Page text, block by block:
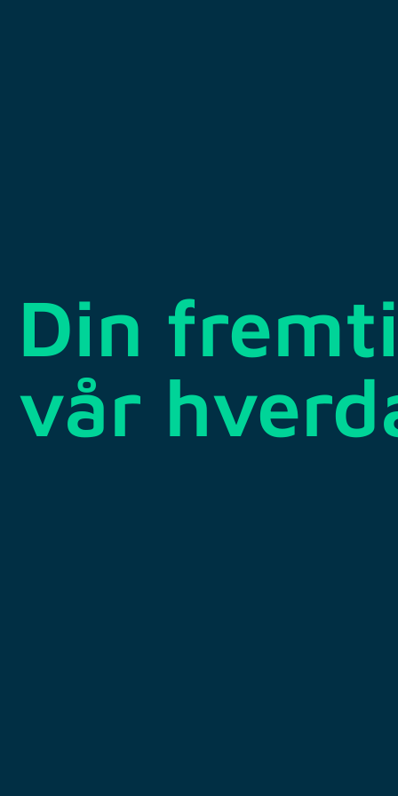
Din
vår